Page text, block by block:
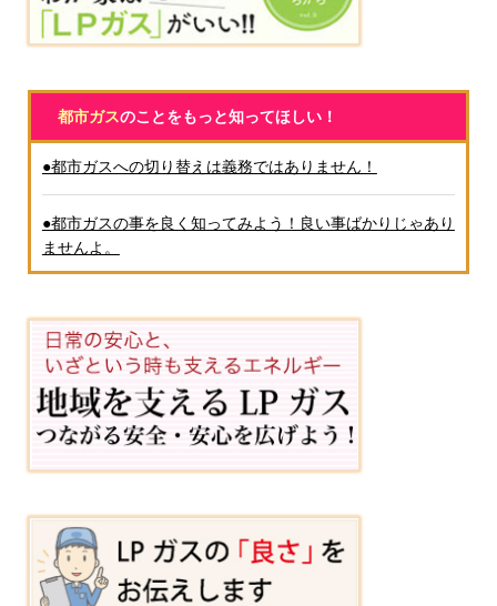
都市ガスのことをもっと知ってほしい！
●都市ガスへの切り替えは義務ではありません！
●都市ガスの事を良く知ってみよう！良い事ばかりじゃあり
ませんよ。